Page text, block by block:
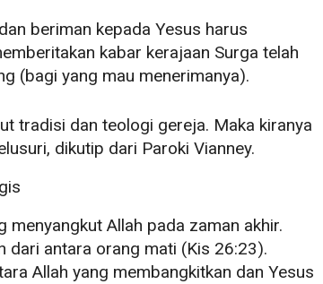
beriman kepada Yesus harus
kabar kerajaan Surga telah
(bagi yang mau menerimanya).
tradisi dan teologi gereja. Maka kiranya
dikutip dari Paroki Vianney.
Allah pada zaman akhir.
dari antara orang mati (Kis 26:23).
Allah yang membangkitkan dan Yesus